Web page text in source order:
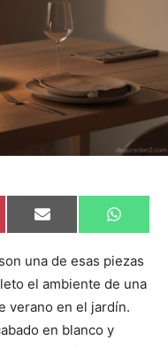
C
o
p
r
i
r
e
E
m
i
C
o
p
r
i
W
h
t
A
p
p
son una de esas piezas
el ambiente de una
verano en el jardín.
en blanco y